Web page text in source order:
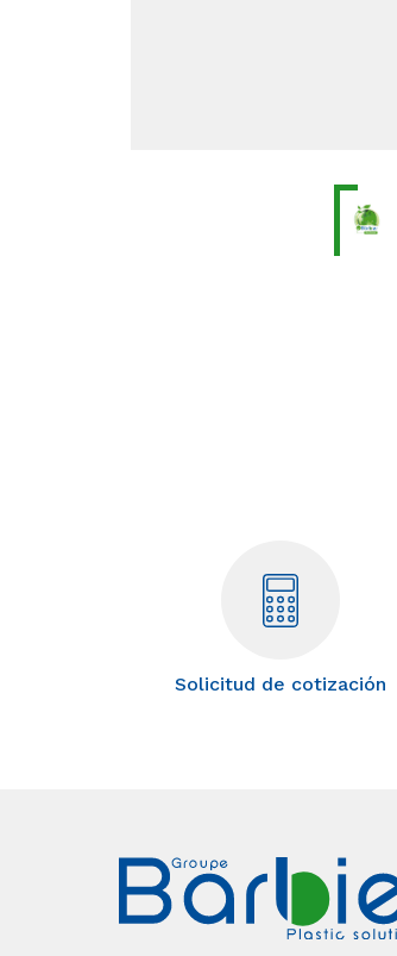
Solicitud de cotización